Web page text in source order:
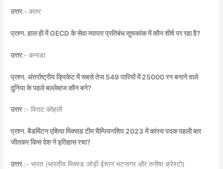
उत्तर:- कतर
प्रश्न. हाल ही में OECD के सेवा व्यापार प्रतिबंध सूचकांक में कौन शीर्ष पर रहा है?
उत्तर:- कनाडा
प्रश्न. अंतर्राष्ट्रीय क्रिकेट में सबसे तेज 549 पारियों में 25000 रन बनाने वाले
दुनिया के पहले बल्लेबाज कौन बने?
उत्तर:- विराट कोहली
प्रश्न. बैडमिंटन एशिया मिक्सड टीम चैम्पियनशिप 2023 में कांस्य पदक पहली बार
जीतकर किस देश ने इतिहास रचा?
उत्तर:- भारत (भारतीय मिक्स्ड जोड़ी ईशान भटनागर और तनीषा क्रेस्टो)